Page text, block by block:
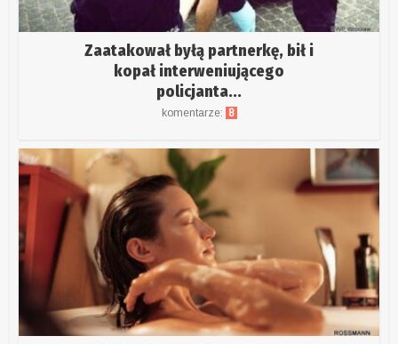
Zaatakował byłą partnerkę, bił i
kopał interweniującego
policjanta...
komentarze: 8